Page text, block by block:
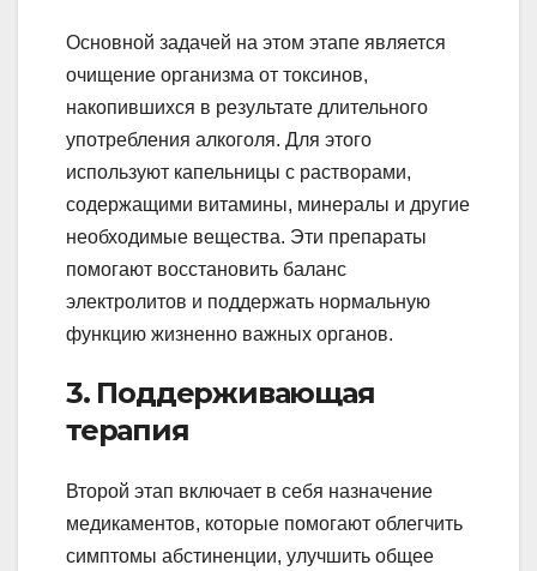
Основной задачей на этом этапе является
очищение организма от токсинов,
накопившихся в результате длительного
употребления алкоголя. Для этого
используют капельницы с растворами,
содержащими витамины, минералы и другие
необходимые вещества. Эти препараты
помогают восстановить баланс
электролитов и поддержать нормальную
функцию жизненно важных органов.
3. Поддерживающая
терапия
Второй этап включает в себя назначение
медикаментов, которые помогают облегчить
симптомы абстиненции, улучшить общее